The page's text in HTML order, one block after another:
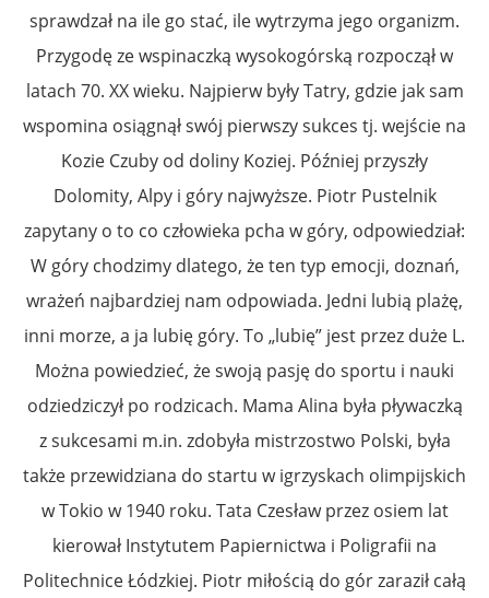
sprawdzał na ile go stać, ile wytrzyma jego organizm.
Przygodę ze wspinaczką wysokogórską rozpoczął w
latach 70. XX wieku. Najpierw były Tatry, gdzie jak sam
wspomina osiągnął swój pierwszy sukces tj. wejście na
Kozie Czuby od doliny Koziej. Później przyszły
Dolomity, Alpy i góry najwyższe. Piotr Pustelnik
zapytany o to co człowieka pcha w góry, odpowiedział:
W góry chodzimy dlatego, że ten typ emocji, doznań,
wrażeń najbardziej nam odpowiada. Jedni lubią plażę,
inni morze, a ja lubię góry. To „lubię” jest przez duże L.
Można powiedzieć, że swoją pasję do sportu i nauki
odziedziczył po rodzicach. Mama Alina była pływaczką
z sukcesami m.in. zdobyła mistrzostwo Polski, była
także przewidziana do startu w igrzyskach olimpijskich
w Tokio w 1940 roku. Tata Czesław przez osiem lat
kierował Instytutem Papiernictwa i Poligrafii na
Politechnice Łódzkiej. Piotr miłością do gór zaraził całą